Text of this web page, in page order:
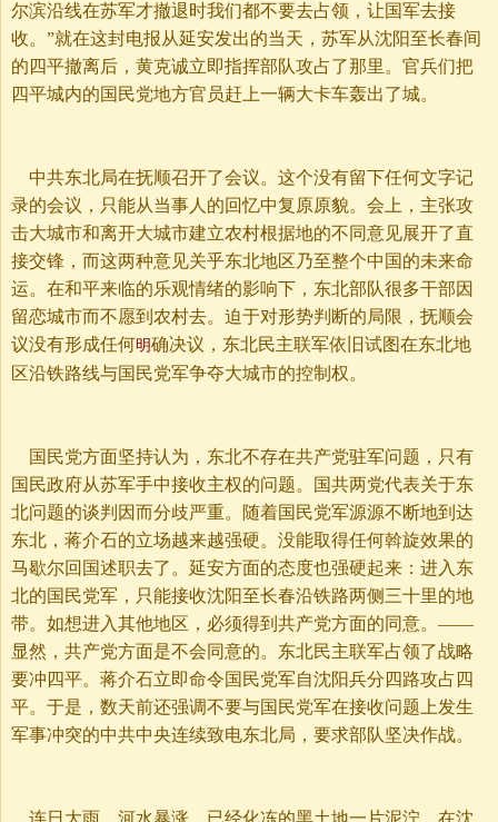
尔滨沿线在苏军才撤退时我们都不要去占领，让国军去接
收。”就在这封电报从延安发出的当天，苏军从沈阳至长春间
的四平撤离后，黄克诚立即指挥部队攻占了那里。官兵们把
四平城内的国民党地方官员赶上一辆大卡车轰出了城。
中共东北局在抚顺召开了会议。这个没有留下任何文字记
录的会议，只能从当事人的回忆中复原原貌。会上，主张攻
击大城市和离开大城市建立农村根据地的不同意见展开了直
接交锋，而这两种意见关乎东北地区乃至整个中国的未来命
运。在和平来临的乐观情绪的影响下，东北部队很多干部因
留恋城市而不愿到农村去。迫于对形势判断的局限，抚顺会
议没有形成任何明确决议，东北民主联军依旧试图在东北地
区沿铁路线与国民党军争夺大城市的控制权。
国民党方面坚持认为，东北不存在共产党驻军问题，只有
国民政府从苏军手中接收主权的问题。国共两党代表关于东
北问题的谈判因而分歧严重。随着国民党军源源不断地到达
东北，蒋介石的立场越来越强硬。没能取得任何斡旋效果的
马歇尔回国述职去了。延安方面的态度也强硬起来：进入东
北的国民党军，只能接收沈阳至长春沿铁路两侧三十里的地
带。如想进入其他地区，必须得到共产党方面的同意。——
显然，共产党方面是不会同意的。东北民主联军占领了战略
要冲四平。蒋介石立即命令国民党军自沈阳兵分四路攻占四
平。于是，数天前还强调不要与国民党军在接收问题上发生
军事冲突的中共中央连续致电东北局，要求部队坚决作战。